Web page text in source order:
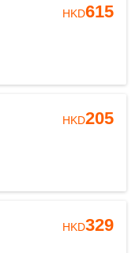
HKD615
HKD205
HKD329